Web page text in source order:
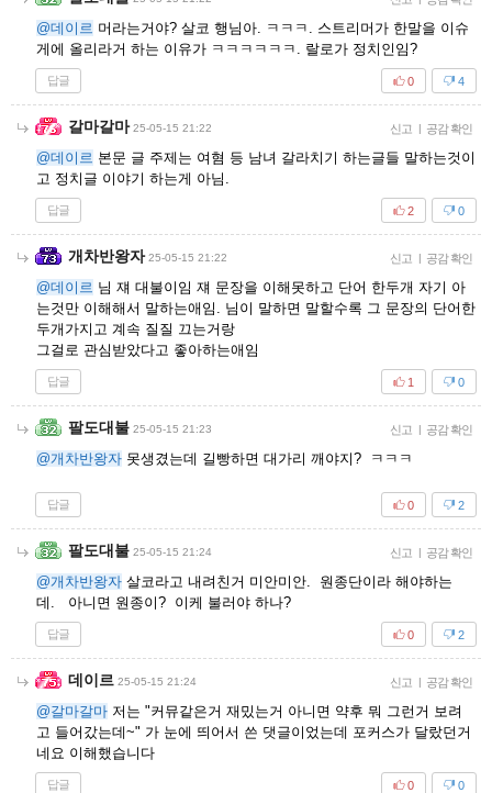
@데이르 머라는거야? 살코 행님아. ㅋㅋㅋ. 스트리머가 한말을 이슈
게에 올리라거 하는 이유가 ㅋㅋㅋㅋㅋㅋ. 랄로가 정치인임?
답글 4
0
갈마갈마 25-05-15 21:22 신고 공감 확인
@데이르 본문 글 주제는 여혐 등 남녀 갈라치기 하는글들 말하는것이
고 정치글 이야기 하는게 아님.
답글 0
2
개차반왕자 25-05-15 21:22 신고 공감 확인
@데이르 님 쟤 대불이임 쟤 문장을 이해못하고 단어 한두개 자기 아
는것만 이해해서 말하는애임. 님이 말하면 말할수록 그 문장의 단어한
두개가지고 계속 질질 끄는거랑
그걸로 관심받았다고 좋아하는애임
답글 0
1
팔도대불 25-05-15 21:23 신고 공감 확인
@개차반왕자 못생겼는데 길빵하면 대가리 깨야지? ㅋㅋㅋ
답글 2
0
팔도대불 25-05-15 21:24 신고 공감 확인
@개차반왕자 살코라고 내려친거 미안미안. 원종단이라 해야하는
데. 아니면 원종이? 이케 불러야 하나?
답글 2
0
데이르 25-05-15 21:24 신고 공감 확인
@갈마갈마 저는 "커뮤같은거 재밌는거 아니면 약후 뭐 그런거 보려
고 들어갔는데~" 가 눈에 띄어서 쓴 댓글이었는데 포커스가 달랐던거
네요 이해했습니다
답글 0
0